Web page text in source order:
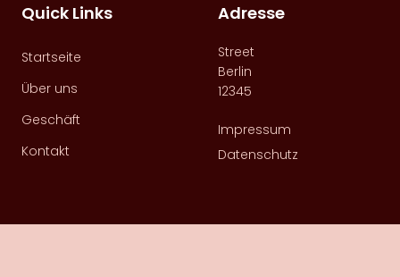
Quick Links
Startseite
Über uns
Geschäft
Kontakt
Adresse
Street
Berlin
12345
Impressum
Datenschutz